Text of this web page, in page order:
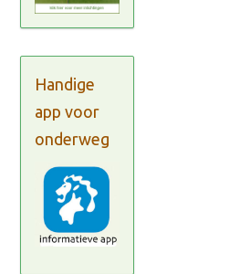
Handige
app voor
onderweg